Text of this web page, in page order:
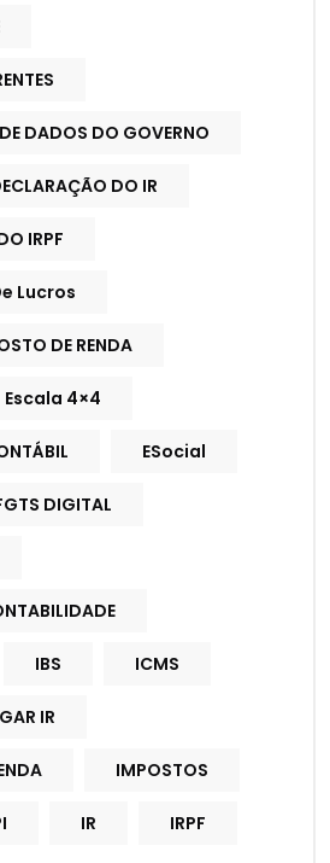
DADOS DO GOVERNO
DO IR
IRPF
Lucros
DE RENDA
Escala 4×4
ESocial
DIGITAL
IBS ICMS
IR
IMPOSTOS
IR IRPF